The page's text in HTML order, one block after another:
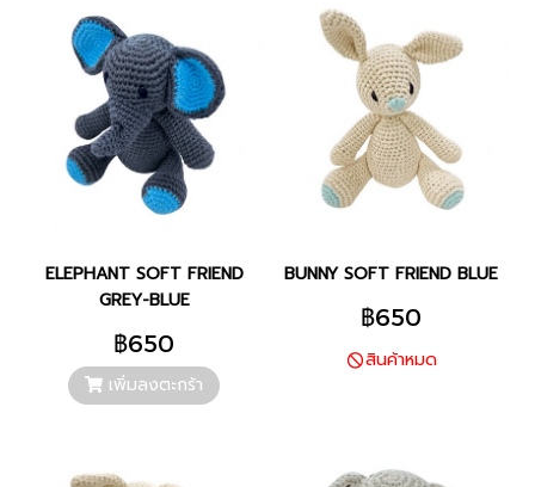
ELEPHANT SOFT FRIEND
GREY-BLUE
฿650
เพิ่มลงตะกร้า
BUNNY SOFT FRIEND BLUE
฿650
สินค้าหมด